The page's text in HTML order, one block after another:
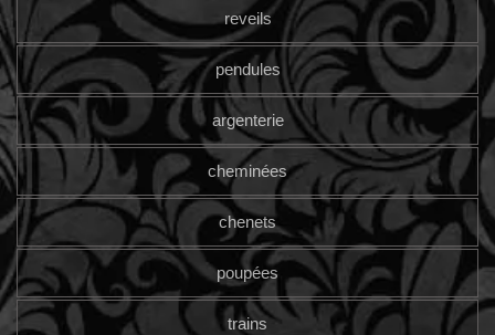
reveils
pendules
argenterie
cheminées
chenets
poupées
trains